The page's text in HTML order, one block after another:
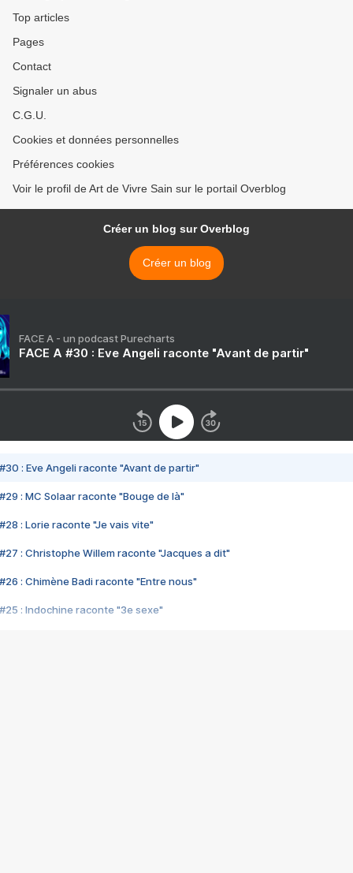
Top articles
Pages
Contact
Signaler un abus
C.G.U.
Cookies et données personnelles
Préférences cookies
Voir le profil de Art de Vivre Sain sur le portail Overblog
Créer un blog sur Overblog
Créer un blog
FACE A - un podcast Purecharts
FACE A #30 : Eve Angeli raconte "Avant de partir"
#30 : Eve Angeli raconte "Avant de partir"
#29 : MC Solaar raconte "Bouge de là"
#28 : Lorie raconte "Je vais vite"
#27 : Christophe Willem raconte "Jacques a dit"
#26 : Chimène Badi raconte "Entre nous"
#25 : Indochine raconte "3e sexe"